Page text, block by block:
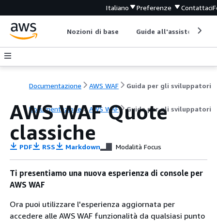
Italiano Preferenze Contattaci
Nozioni di base Guide all'assistenza
Documentazione AWS WAF Guida per gli sviluppatori
Documentazione AWS WAF Guida per gli sviluppatori
AWS WAF Quote
classiche
PDF RSS Markdown Modalità Focus
Ti presentiamo una nuova esperienza di console per
AWS WAF
Ora puoi utilizzare l'esperienza aggiornata per
accedere alle AWS WAF funzionalità da qualsiasi punto